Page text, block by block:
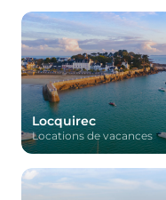
Locquirec
Locations de vacances